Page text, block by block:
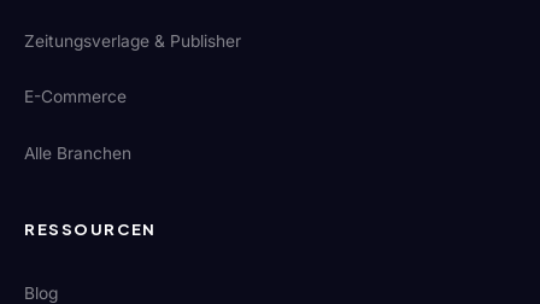
Zeitungsverlage & Publisher
E-Commerce
Alle Branchen
RESSOURCEN
Blog